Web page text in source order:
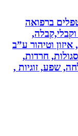
ברפואה
וטיהור ע”ב
חרדות,
שפע, זוגיות ,